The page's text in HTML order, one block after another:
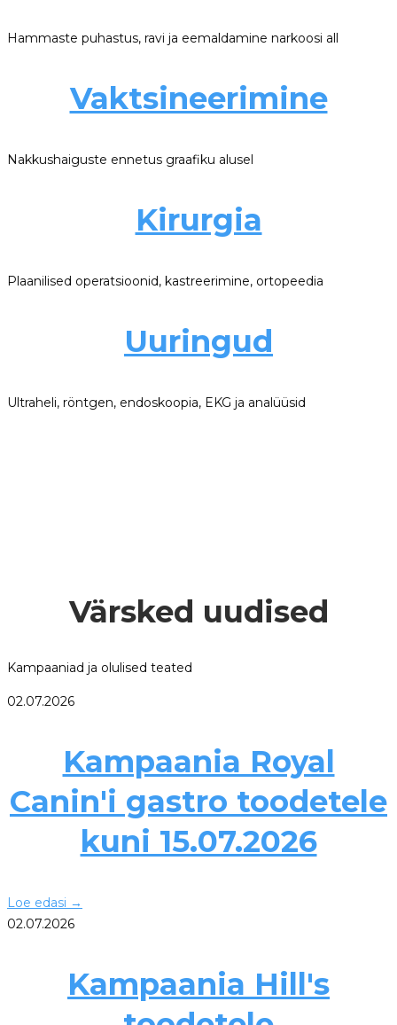
Hammaste puhastus, ravi ja eemaldamine narkoosi all
Vaktsineerimine
Nakkushaiguste ennetus graafiku alusel
Kirurgia
Plaanilised operatsioonid, kastreerimine, ortopeedia
Uuringud
Ultraheli, röntgen, endoskoopia, EKG ja analüüsid
Värsked uudised
Kampaaniad ja olulised teated
02.07.2026
Kampaania Royal
Canin'i gastro toodetele
kuni 15.07.2026
Loe edasi →
02.07.2026
Kampaania Hill's